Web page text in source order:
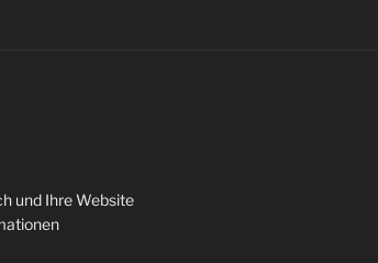
und Ihre Website